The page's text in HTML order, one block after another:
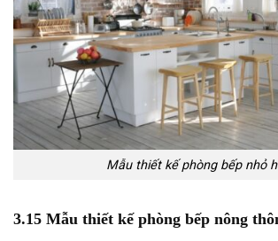
Mẫu thiết kế phòng bếp nhỏ
3.15 Mẫu thiết kế phòng bếp nông